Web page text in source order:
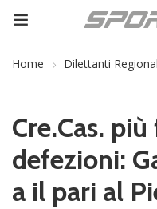
Home Dilettanti
Cre.Cas.
defezioni:
a il pari al